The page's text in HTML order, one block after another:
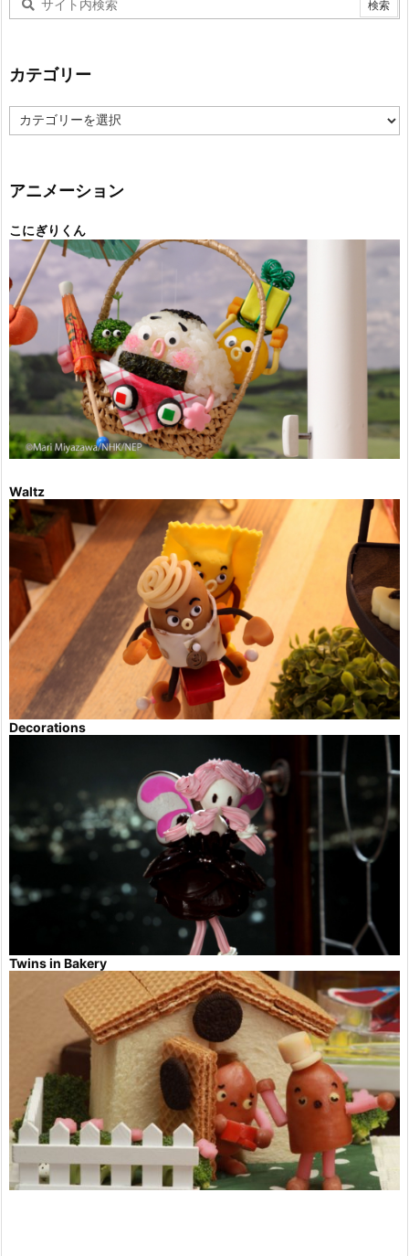
カテゴリー
テ
ー
アニメーション
こにぎりくん
Waltz
Decorations
Twins in Bakery